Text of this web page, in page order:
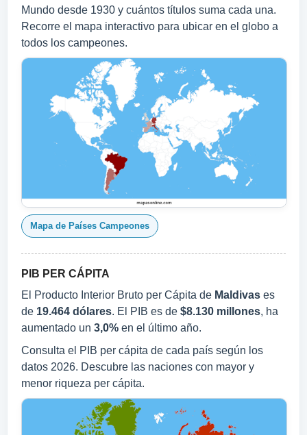
Mundo desde 1930 y cuántos títulos suma cada una.
Recorre el mapa interactivo para ubicar en el globo a
todos los campeones.
Mapa de Países Campeones
PIB PER CÁPITA
El Producto Interior Bruto per Cápita de Maldivas es
de 19.464 dólares. El PIB es de $8.130 millones, ha
aumentado un 3,0% en el último año.
Consulta el PIB per cápita de cada país según los
datos 2026. Descubre las naciones con mayor y
menor riqueza per cápita.